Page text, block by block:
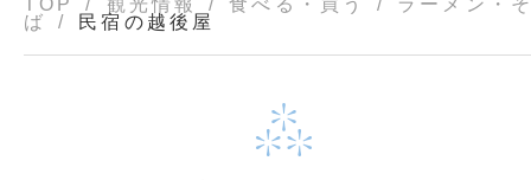
TOP 観光情報 食べる・買う
ラーメン・
ば
民宿の越後屋